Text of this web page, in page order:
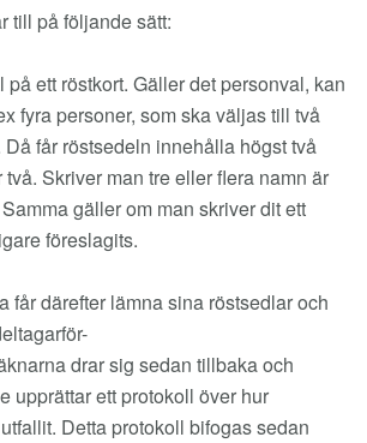
till på följande sätt:
på ett röstkort. Gäller det personval, kan
fyra personer, som ska väljas till två
får röstsedeln innehålla högst två
Skriver man tre eller flera namn är
gäller om man skriver dit ett
föreslagits.
får därefter lämna sina röstsedlar och
drar sig sedan tillbaka och
upprättar ett protokoll över hur
Detta protokoll bifogas sedan